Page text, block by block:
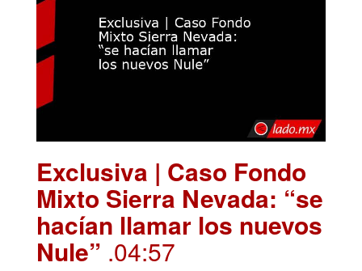
Exclusiva | Caso Fondo
Mixto Sierra Nevada: “se
hacían llamar los nuevos
Nule” .04:57